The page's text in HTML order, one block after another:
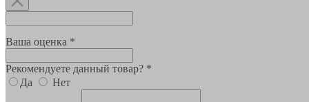
Ваша оценка *
Рекомендуете данный товар? *
Да
Нет